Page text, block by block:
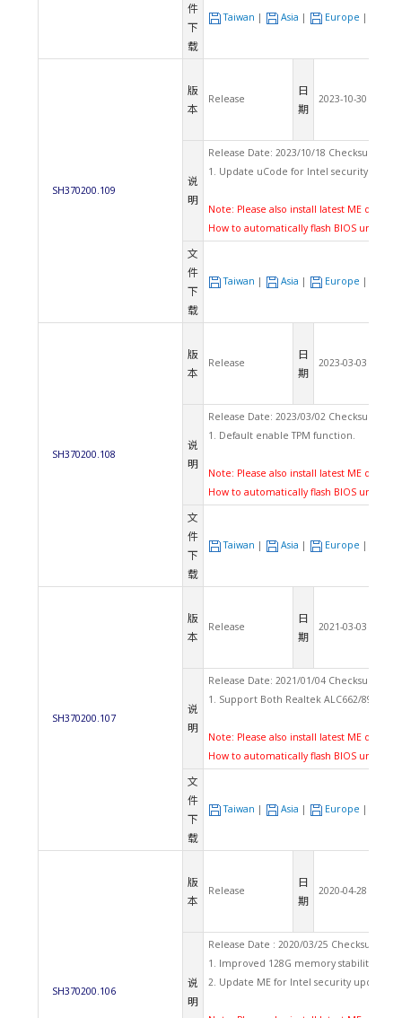
件
下
载
Taiwan | Asia | Europe |
SH370200.109
版
本
Release
日
期
2023-10-30
说
明
Release Date: 2023/10/18
1. Update uCode for Intel security
Note: Please also install latest ME driver.
How to automatically flash BIOS under
文
件
下
载
Taiwan | Asia | Europe |
SH370200.108
版
本
Release
日
期
2023-03-03
说
明
Release Date: 2023/03/02
1. Default enable TPM function.
Note: Please also install latest ME driver.
How to automatically flash BIOS under
文
件
下
载
Taiwan | Asia | Europe |
SH370200.107
版
本
Release
日
期
2021-03-03
说
明
Release Date: 2021/01/04 Checksum:
1. Support Both Realtek ALC662/897
Note: Please also install latest ME driver.
How to automatically flash BIOS under
文
件
下
载
Taiwan | Asia | Europe |
SH370200.106
版
本
Release
日
期
2020-04-28
说
明
Release Date : 2020/03/25 Checksum :
1. Improved 128G memory stability.
2. Update ME for Intel security update.